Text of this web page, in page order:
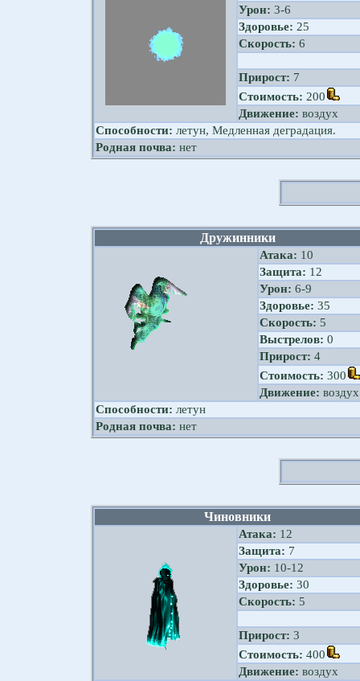
Урон: 3-6
Здоровье: 25
Скорость: 6
Прирост: 7
Стоимость: 200
Движение: воздух
Способности: летун, Медленная деградация.
Родная почва: нет
Дружинники
Атака: 10
Защита: 12
Урон: 6-9
Здоровье: 35
Скорость: 5
Выстрелов: 0
Прирост: 4
Стоимость: 300
Движение: воздух
Способности: летун
Родная почва: нет
Чиновники
Атака: 12
Защита: 7
Урон: 10-12
Здоровье: 30
Скорость: 5
Прирост: 3
Стоимость: 400
Движение: воздух